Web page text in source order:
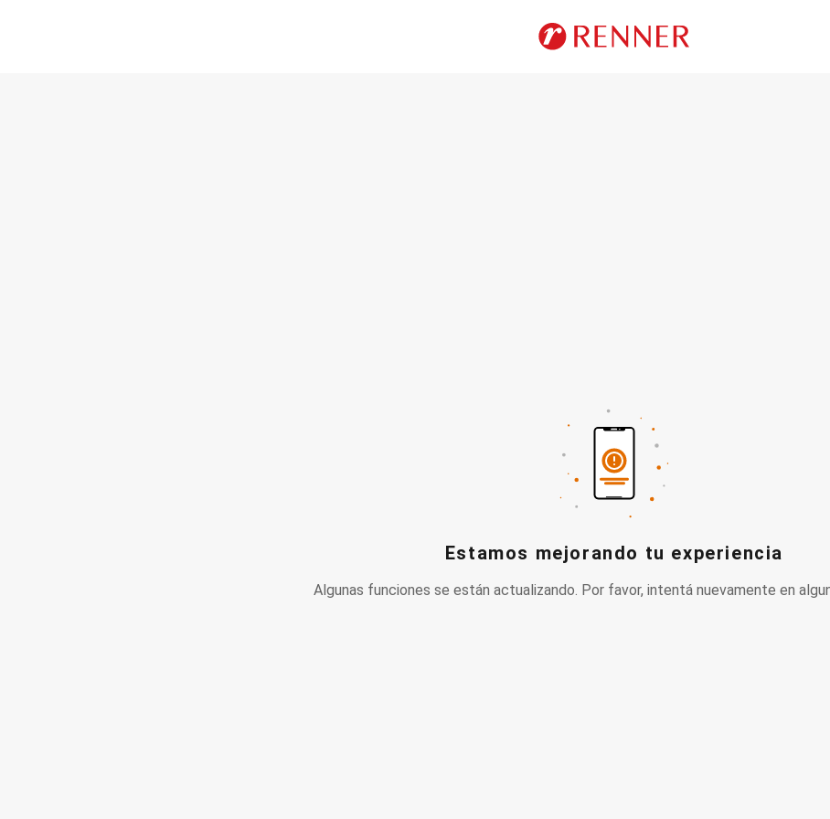
Estamos mejorando tu experiencia
Algunas funciones se están actualizando. Por favor, intentá nuevamente en